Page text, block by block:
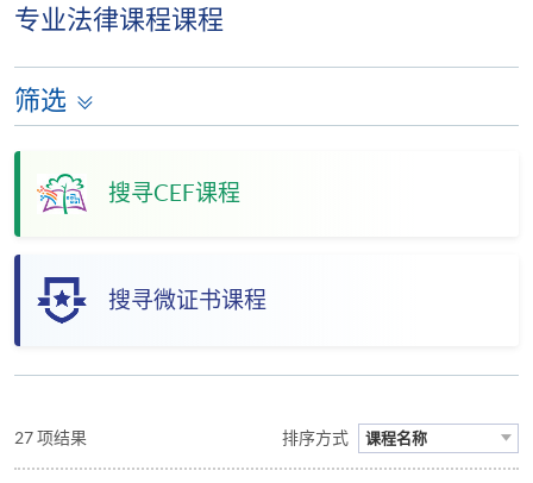
专业法律课程课程
筛选
搜寻CEF课程
搜寻微证书课程
27 项结果 排序方式 课程名称